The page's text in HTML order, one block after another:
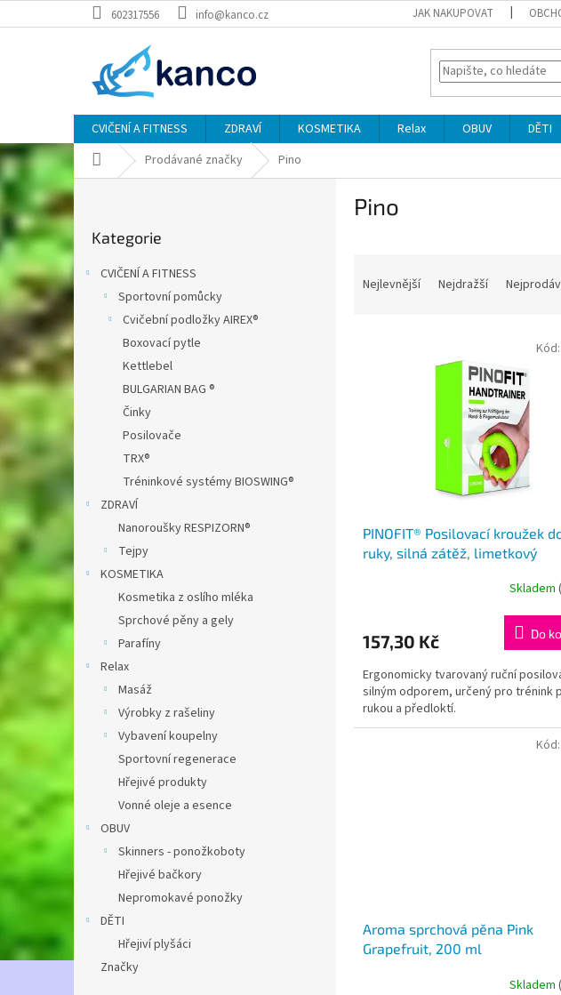
na
602317556 info@kanco.cz JAK NAKUPOVAT
CVIČENÍ A FITNESS ZDRAVÍ KOSMETIKA Relax OBUV DĚTI
Domů Prodávané značky Pino
P
o
s
t
r
a
n
n
í
p
a
e
kategorie
Kategorie
CVIČENÍ A FITNESS
Sportovní pomůcky
Cvičební podložky AIREX®
Boxovací pytle
Kettlebel
BULGARIAN BAG ®
Činky
Posilovače
TRX®
Tréninkové systémy BIOSWING®
ZDRAVÍ
Nanoroušky RESPIZORN®
Tejpy
KOSMETIKA
Kosmetika z oslího mléka
Sprchové pěny a gely
Parafíny
Relax
Masáž
Výrobky z rašeliny
Vybavení koupelny
Sportovní regenerace
Hřejivé produkty
Vonné oleje a esence
OBUV
Skinners - ponožkoboty
Hřejivé bačkory
Nepromokavé ponožky
DĚTI
Hřejiví plyšáci
Značky
Pino
Nejlevnější Nejdražší
PINOFIT® Posilovací kroužek
ruky, silná zátěž, limetkový
Skladem
157,30 Kč Do
Ergonomicky tvarovaný ruční
silným odporem, určený pro trénink
rukou a předloktí.
Kód:
Aroma sprchová pěna Pink
Grapefruit, 200 ml
Skladem
Kód: